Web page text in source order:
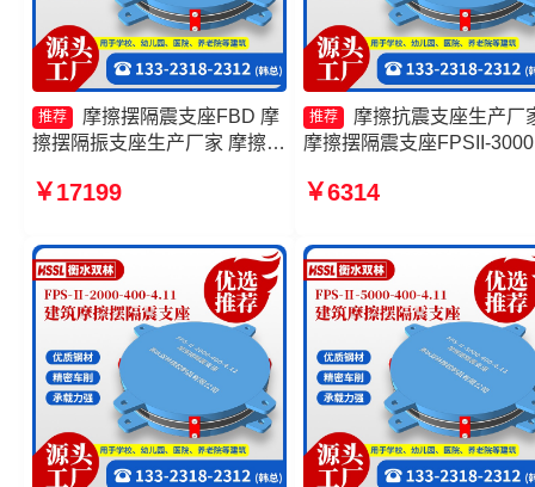
推荐
摩擦摆隔震支座FBD 摩
擦摆隔振支座生产厂家 摩擦摆
4.11源头工厂 摩擦摆支座定制
￥17199
推荐
摩擦抗震支座生产厂
摩擦摆隔震支座FPSII-
支座FPSII-2000-300-3.48
8000-400-4.11厂家
￥6314